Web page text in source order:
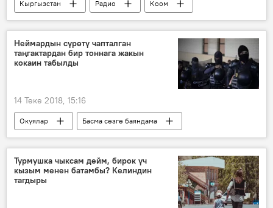
Кыргызстан Радио
Коом
Айнура Сагынбаева
жай
ысык
сулуулук
Неймардын сүрөтү чапталган
таңгактардан бир тоннага жакын
кокаин табылды
14 Теке 2018, 15:16
Окуялар
Басма сөзгө баяндама
Дүйнөдө
Жаңылыктар
Гватемала
кокаин
Турмушка чыксам дейм, бирок үч
кызым менен батамбы? Келиндин
тагдыры